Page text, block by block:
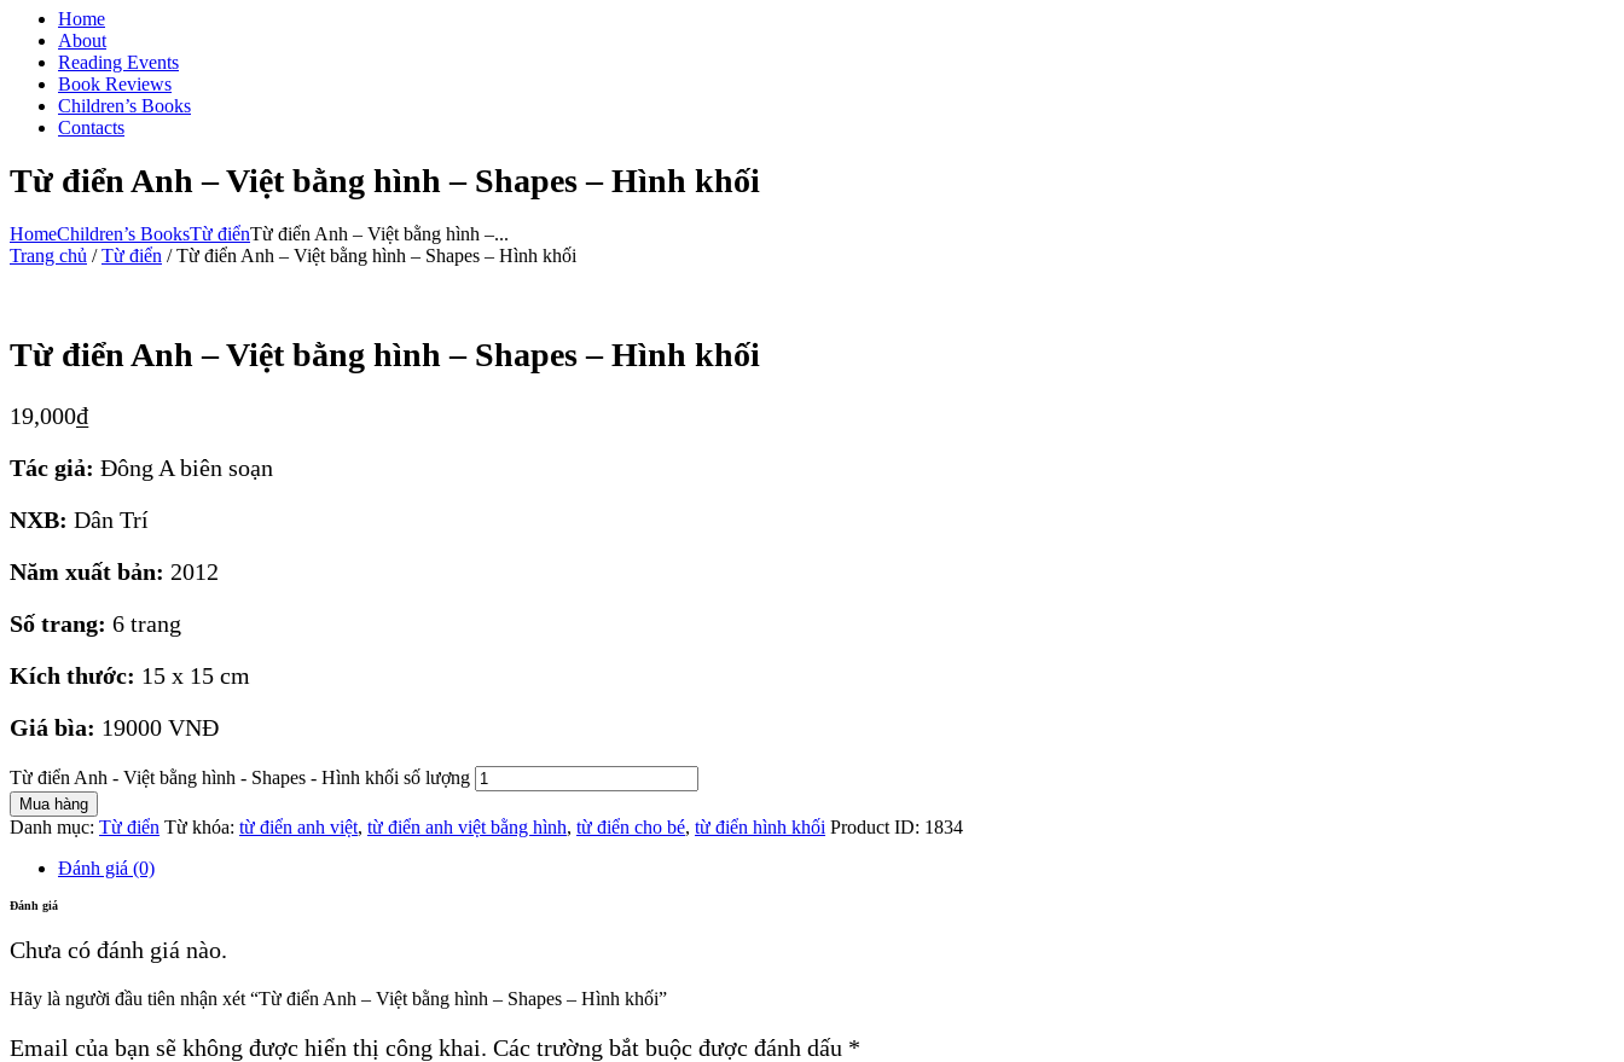
Home
About
Reading Events
Book Reviews
Children’s Books
Contacts
Từ điển Anh – Việt bằng hình – Shapes – Hình khối
HomeChildren’s BooksTừ điểnTừ điển Anh – Việt bằng hình –...
Trang chủ /Từ điển / Từ điển Anh – Việt bằng hình – Shapes – Hình khối
Từ điển Anh – Việt bằng hình – Shapes – Hình khối
19,000₫
Tác giả: Đông A biên soạn
NXB: Dân Trí
Năm xuất bản: 2012
Số trang: 6 trang
Kích thước: 15 x 15 cm
Giá bìa: 19000 VNĐ
Từ điển Anh - Việt bằng hình - Shapes - Hình khối số lượng
Mua hàng
Danh mục: Từ điển Từ khóa: từ điển anh việt, từ điển anh việt bằng hình, từ điển cho bé, từ điển hình khối Product ID: 1834
Đánh giá (0)
Đánh giá
Chưa có đánh giá nào.
Hãy là người đầu tiên nhận xét “Từ điển Anh – Việt bằng hình – Shapes – Hình khối”
Email của bạn sẽ không được hiển thị công khai. Các trường bắt buộc được đánh dấu *